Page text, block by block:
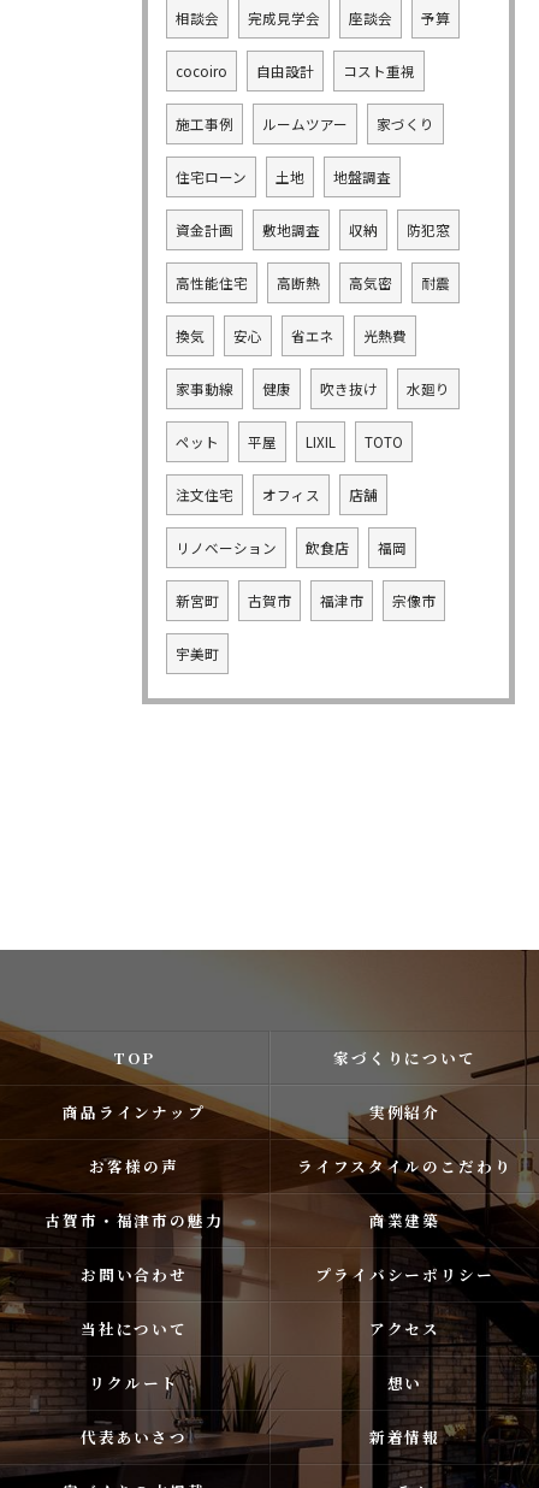
相談会 完成見学会 座談会 予算
cocoiro 自由設計 コスト重視
施工事例 ルームツアー 家づくり
住宅ローン 土地 地盤調査
資金計画 敷地調査 収納 防犯窓
高性能住宅 高断熱 高気密 耐震
換気 安心 省エネ 光熱費
家事動線 健康 吹き抜け 水廻り
ペット 平屋 LIXIL TOTO
注文住宅 オフィス 店舗
リノベーション 飲食店 福岡
新宮町 古賀市 福津市 宗像市
宇美町
TOP 家づくりについて
商品ラインナップ 実例紹介
お客様の声 ライフスタイルのこだわり
古賀市・福津市の魅力 商業建築
お問い合わせ プライバシーポリシー
当社について アクセス
リクルート 想い
代表あいさつ 新着情報